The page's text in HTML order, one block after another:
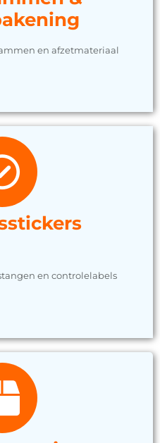
en afzetmateriaal
en controlelabels